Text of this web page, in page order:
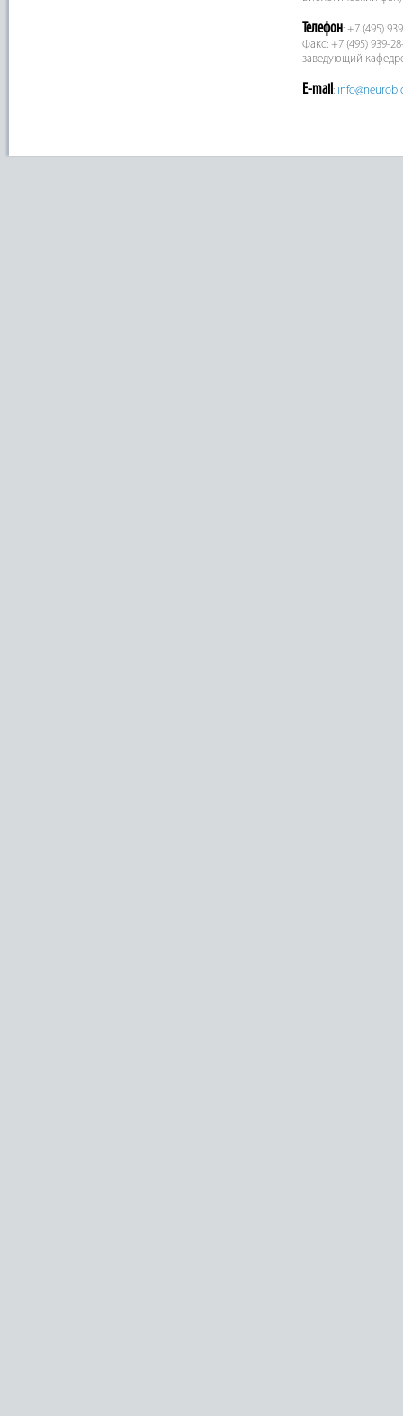
Телефон: +7 (495)
Факс: +7 (495) 939-
заведующий
E-mail :